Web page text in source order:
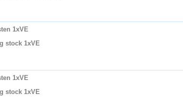
1xVE
stock 1xVE
1xVE
stock 1xVE